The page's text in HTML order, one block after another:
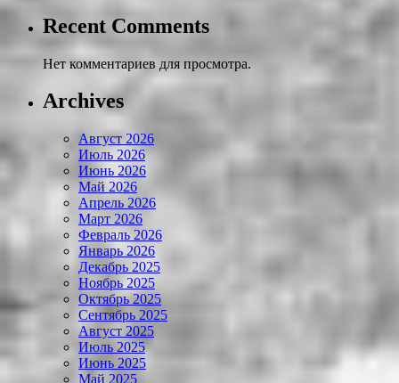
Recent Comments
Нет комментариев для просмотра.
Archives
Август 2026
Июль 2026
Июнь 2026
Май 2026
Апрель 2026
Март 2026
Февраль 2026
Январь 2026
Декабрь 2025
Ноябрь 2025
Октябрь 2025
Сентябрь 2025
Август 2025
Июль 2025
Июнь 2025
Май 2025